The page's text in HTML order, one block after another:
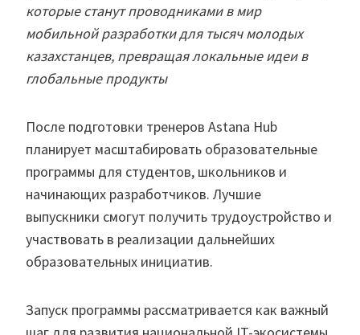
которые станут проводниками в мир
мобильной разработки для тысяч молодых
казахстанцев, превращая локальные идеи в
глобальные продукты
После подготовки тренеров Astana Hub
планирует масштабировать образовательные
программы для студентов, школьников и
начинающих разработчиков. Лучшие
выпускники смогут получить трудоустройство и
участвовать в реализации дальнейших
образовательных инициатив.
Запуск программы рассматривается как важный